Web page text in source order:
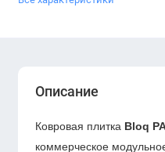
Описание
Ковровая плитка Bloq
коммерческое